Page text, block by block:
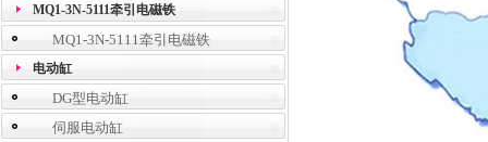
MQ1-3N-5111牵引电磁铁
MQ1-3N-5111牵引电磁铁
电动缸
DG型电动缸
伺服电动缸